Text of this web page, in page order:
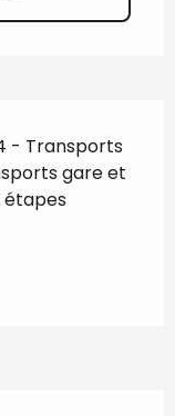
- Transports
gare et